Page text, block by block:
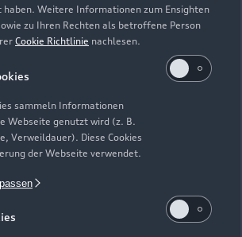
Weitere Informationen zum Ensighten
zu Ihren Rechten als betroffene Person
Cookie Richtlinie nachlesen.
sammeln Informationen
Webseite genutzt wird (z. B.
Verweildauer). Diese Cookies
der Webseite verwendet.